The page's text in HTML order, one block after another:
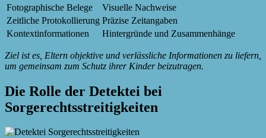
Fotographische Belege
Visuelle Nachweise
Zeitliche Protokollierung Präzise Zeitangaben
Kontextinformationen
Hintergründe und Zusammenhänge
Ziel ist es, Eltern objektive und verlässliche Informationen zu liefern,
um gemeinsam zum Schutz ihrer Kinder beizutragen.
Die Rolle der Detektei bei
Sorgerechtsstreitigkeiten